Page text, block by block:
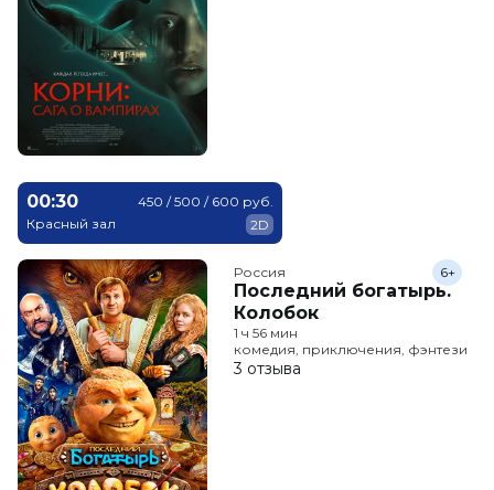
00:30
Красный зал
450 / 500 / 600 руб.
2D
Россия
Последний богатырь.
Колобок
6+
1 ч 56 мин
комедия, приключения, фэнтези
3 отзыва